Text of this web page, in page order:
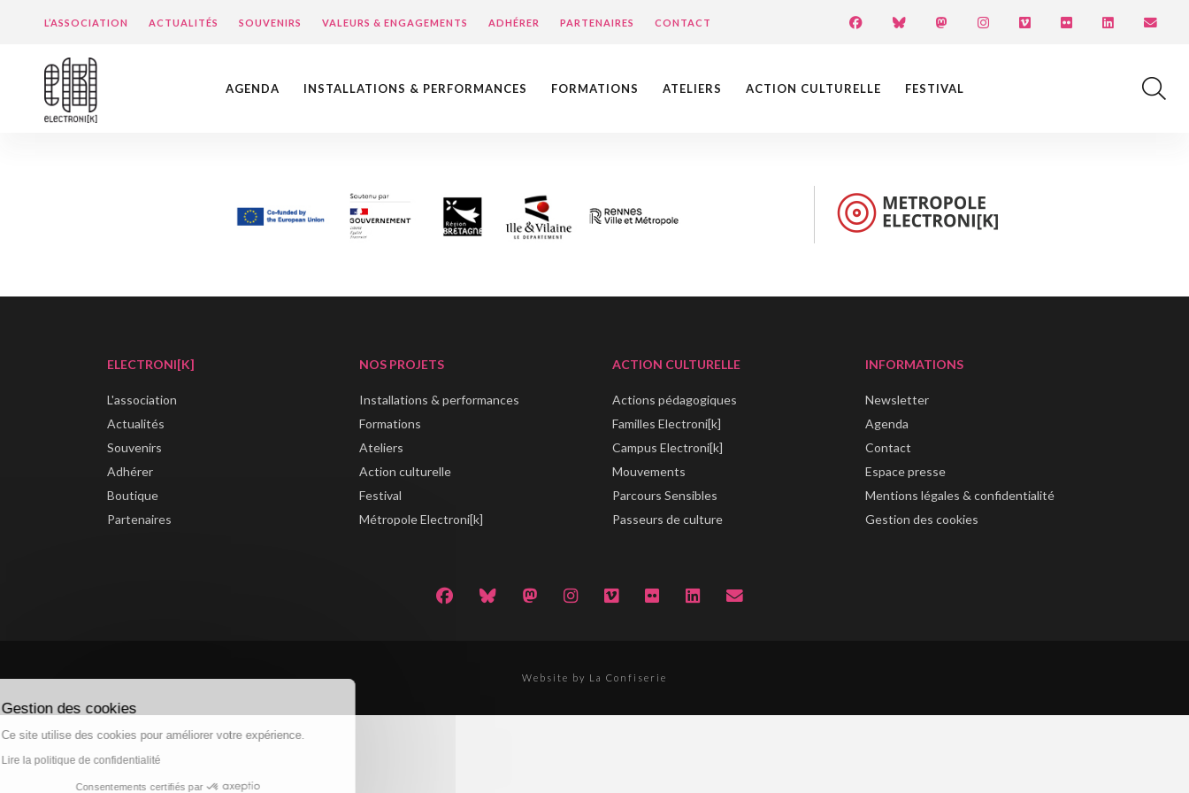
L’ASSOCIATION ACTUALITÉS SOUVENIRS VALEURS & ENGAGEMENTS ADHÉRER PARTENAIRES CONTACT
AGENDA INSTALLATIONS & PERFORMANCES FORMATIONS ATELIERS ACTION CULTURELLE FESTIVAL
ELECTRONI[K]
L'association
Actualités
Souvenirs
Adhérer
Boutique
Partenaires
NOS PROJETS
Installations & performances
Formations
Ateliers
Action culturelle
Festival
Métropole Electroni[k]
ACTION CULTURELLE
Actions pédagogiques
Familles Electroni[k]
Campus Electroni[k]
Mouvements
Parcours Sensibles
Passeurs de culture
INFORMATIONS
Newsletter
Agenda
Contact
Espace presse
Mentions légales & confidentialité
Gestion des cookies
Website by La Confiserie
Gestion des cookies
Ce site utilise des cookies pour améliorer votre expérience.
Lire la politique de confidentialité
Consentements certifiés par